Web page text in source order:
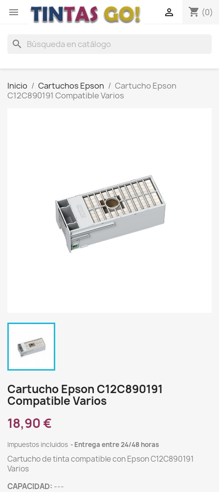
 shopping_cart (0)

search
Inicio Cartuchos Epson
Cartucho Epson
C12C890191 Compatible Varios
Cartucho Epson C12C890191
Compatible Varios
18,90 €
Impuestos incluidos Entrega entre 24/48 horas
Cartucho de tinta compatible con Epson C12C890191
Varios
CAPACIDAD: ---